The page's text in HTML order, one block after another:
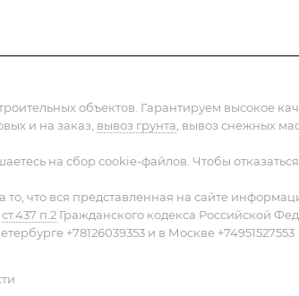
объектов . Гарантируем высокое
и на заказ, вывоз грунта , вывоз снежных
на сбор cookie-файлов. Чтобы
что вся представленная на сайте
ст.437 п.2 Гражданского кодекса Российской
+78126039353 и в Москве +74951527553